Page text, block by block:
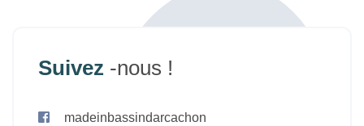
Suivez -nous !
madeinbassindarcachon